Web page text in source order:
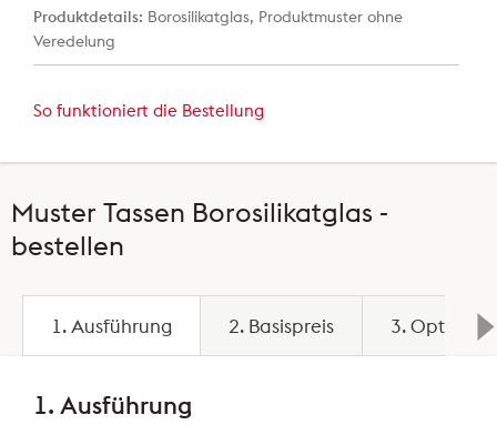
Produktdetails: Borosilikatglas, Produktmuster ohne
Veredelung
So funktioniert die Bestellung
Muster Tassen Borosilikatglas -
bestellen
1. Ausführung 2. Basispreis 3. Optionen
1. Ausführung